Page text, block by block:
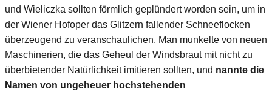
und Wieliczka sollten förmlich geplündert worden sein, um in
der Wiener Hofoper das Glitzern fallender Schneeflocken
überzeugend zu veranschaulichen. Man munkelte von neuen
Maschinerien, die das Geheul der Windsbraut mit nicht zu
überbietender Natürlichkeit imitieren sollten, und nannte die
Namen von ungeheuer hochstehenden